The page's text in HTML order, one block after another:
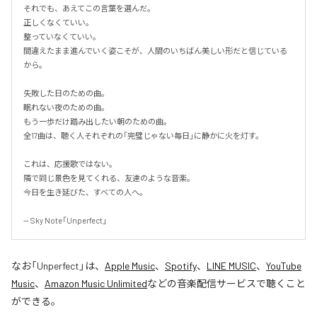
それでも、あえてこの言葉を選んだ。
正しくなくていい。
整っていなくていい。
間違えたまま進んでいく姿こそが、人間のいちばん美しい形だと信じている
から。
失敗した日のための曲。
眠れない夜のための曲。
もう一歩だけ踏み出したい朝のための曲。
全17曲は、聴く人それぞれの「完璧じゃない毎日」に静かに火を灯す。
これは、応援歌ではない。
隣で同じ景色を見てくれる、友達のような音楽。
今日を生き延びた、すべての人へ。
-- Sky Note「Unperfect」
なお「Unperfect 」は、 Apple Music、 Spotify、 LINE MUSIC、 YouTube
Music、 Amazon Music Unlimitedなどの音楽配信サービスで聴くこと
ができる。